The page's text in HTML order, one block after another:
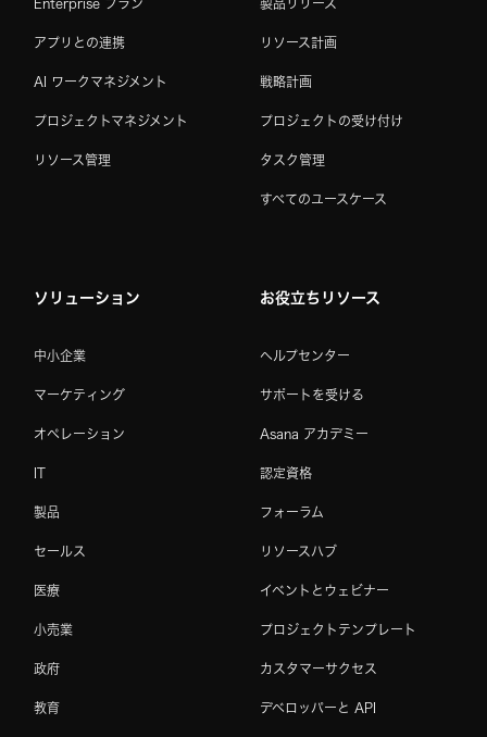
Enterprise プラン
アプリとの連携
AI ワークマネジメント
プロジェクトマネジメント
リソース管理
製品リリース
リソース計画
戦略計画
プロジェクトの受け付け
タスク管理
すべてのユースケース
ソリューション
中小企業
マーケティング
オペレーション
IT
製品
セールス
医療
小売業
政府
教育
お役立ちリソース
ヘルプセンター
サポートを受ける
Asana アカデミー
認定資格
フォーラム
リソースハブ
イベントとウェビナー
プロジェクトテンプレート
カスタマーサクセス
デベロッパーと API